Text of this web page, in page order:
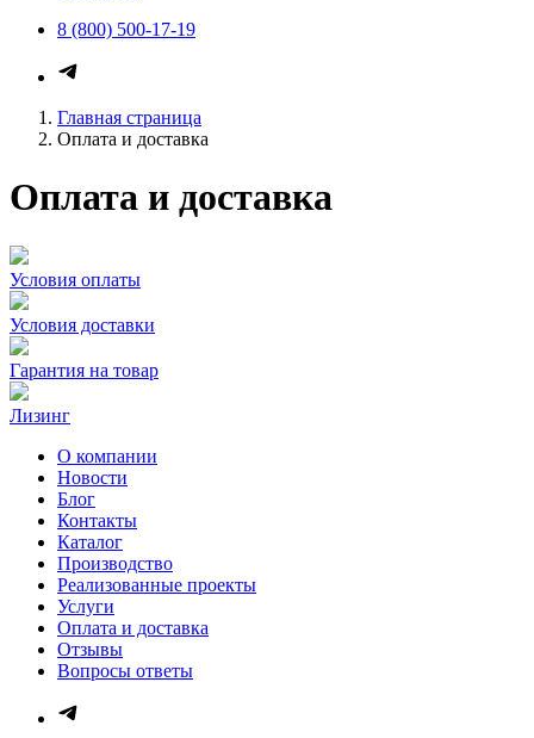
8 (800) 500-17-19
Главная страница
Оплата и доставка
Оплата и доставка
Условия оплаты
Условия доставки
Гарантия на товар
Лизинг
О компании
Новости
Блог
Контакты
Каталог
Производство
Реализованные проекты
Услуги
Оплата и доставка
Отзывы
Вопросы ответы